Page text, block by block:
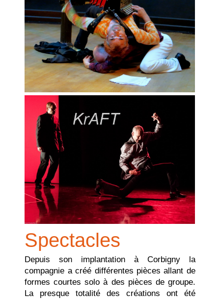
Spectacles
Depuis son implantation à Corbigny la
compagnie a créé différentes pièces allant de
formes courtes solo à des pièces de groupe.
La presque totalité des créations ont été